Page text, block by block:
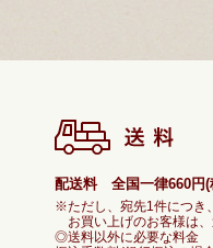
配送料 全国一律660円(
※ただし、宛先1件につき
お買い上げのお客様は、
◎送料以外に必要な料金